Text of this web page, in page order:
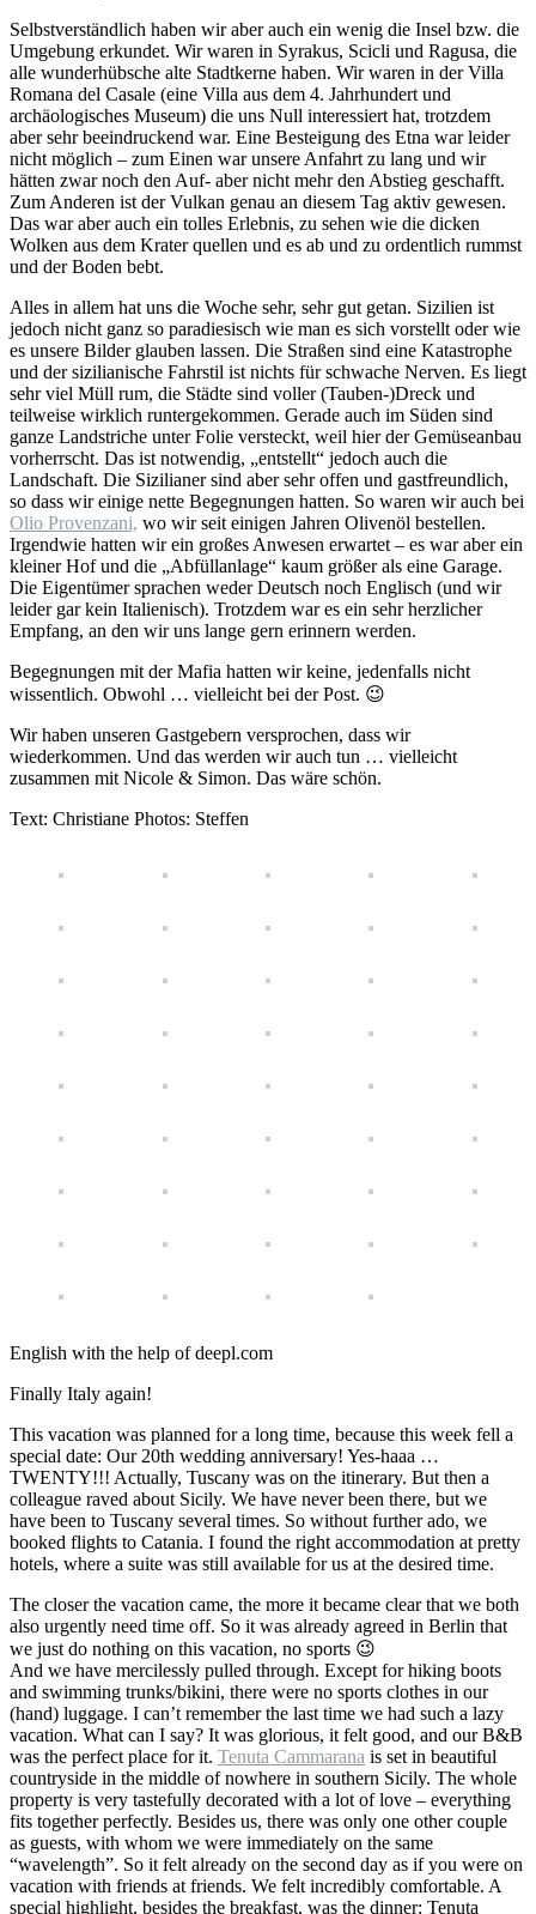
Selbstverständlich haben wir aber auch ein wenig die Insel bzw. die
Umgebung erkundet. Wir waren in Syrakus, Scicli und Ragusa, die
alle wunderhübsche alte Stadtkerne haben. Wir waren in der Villa
Romana del Casale (eine Villa aus dem 4. Jahrhundert und
archäologisches Museum) die uns Null interessiert hat, trotzdem
aber sehr beeindruckend war. Eine Besteigung des Etna war leider
nicht möglich – zum Einen war unsere Anfahrt zu lang und wir
hätten zwar noch den Auf- aber nicht mehr den Abstieg geschafft.
Zum Anderen ist der Vulkan genau an diesem Tag aktiv gewesen.
Das war aber auch ein tolles Erlebnis, zu sehen wie die dicken
Wolken aus dem Krater quellen und es ab und zu ordentlich rummst
und der Boden bebt.
Alles in allem hat uns die Woche sehr, sehr gut getan. Sizilien ist
jedoch nicht ganz so paradiesisch wie man es sich vorstellt oder wie
es unsere Bilder glauben lassen. Die Straßen sind eine Katastrophe
und der sizilianische Fahrstil ist nichts für schwache Nerven. Es liegt
sehr viel Müll rum, die Städte sind voller (Tauben-)Dreck und
teilweise wirklich runtergekommen. Gerade auch im Süden sind
ganze Landstriche unter Folie versteckt, weil hier der Gemüseanbau
vorherrscht. Das ist notwendig, „entstellt“ jedoch auch die
Landschaft. Die Sizilianer sind aber sehr offen und gastfreundlich,
so dass wir einige nette Begegnungen hatten. So waren wir auch bei
Olio Provenzani, wo wir seit einigen Jahren Olivenöl bestellen.
Irgendwie hatten wir ein großes Anwesen erwartet – es war aber ein
kleiner Hof und die „Abfüllanlage“ kaum größer als eine Garage.
Die Eigentümer sprachen weder Deutsch noch Englisch (und wir
leider gar kein Italienisch). Trotzdem war es ein sehr herzlicher
Empfang, an den wir uns lange gern erinnern werden.
Begegnungen mit der Mafia hatten wir keine, jedenfalls nicht
wissentlich. Obwohl … vielleicht bei der Post. 😉
Wir haben unseren Gastgebern versprochen, dass wir
wiederkommen. Und das werden wir auch tun … vielleicht
zusammen mit Nicole & Simon. Das wäre schön.
Text: Christiane Photos: Steffen
English with the help of deepl.com
Finally Italy again!
This vacation was planned for a long time, because this week fell a
special date: Our 20th wedding anniversary! Yes-haaa …
TWENTY!!! Actually, Tuscany was on the itinerary. But then a
colleague raved about Sicily. We have never been there, but we
have been to Tuscany several times. So without further ado, we
booked flights to Catania. I found the right accommodation at pretty
hotels, where a suite was still available for us at the desired time.
The closer the vacation came, the more it became clear that we both
also urgently need time off. So it was already agreed in Berlin that
we just do nothing on this vacation, no sports 😉
And we have mercilessly pulled through. Except for hiking boots
and swimming trunks/bikini, there were no sports clothes in our
(hand) luggage. I can’t remember the last time we had such a lazy
vacation. What can I say? It was glorious, it felt good, and our B&B
was the perfect place for it. Tenuta Cammarana is set in beautiful
countryside in the middle of nowhere in southern Sicily. The whole
property is very tastefully decorated with a lot of love – everything
fits together perfectly. Besides us, there was only one other couple
as guests, with whom we were immediately on the same
“wavelength”. So it felt already on the second day as if you were on
vacation with friends at friends. We felt incredibly comfortable. A
special highlight, besides the breakfast, was the dinner: Tenuta